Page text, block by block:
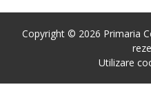
Copyright © 2026 Primaria
Utilizare